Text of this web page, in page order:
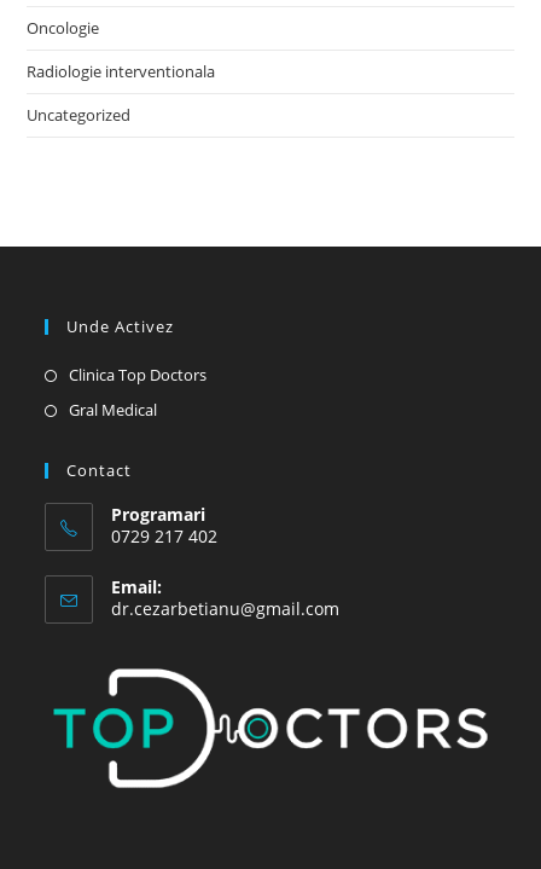
Oncologie
Radiologie interventionala
Uncategorized
Unde Activez
Clinica Top DoctorsOpens
Gral MedicalOpens
tab
Contact
Programari
0729 217 402
Email:
dr.cezarbetianu@gmail.com